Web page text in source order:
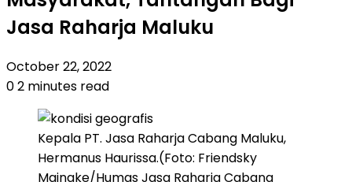
Jasa Raharja Maluku
October 22, 2022
02 minutes read
Kepala PT. Jasa Raharja Cabang Maluku,
Hermanus Haurissa.(Foto: Friendsky
Mainake/Humas Jasa Raharja Cabang